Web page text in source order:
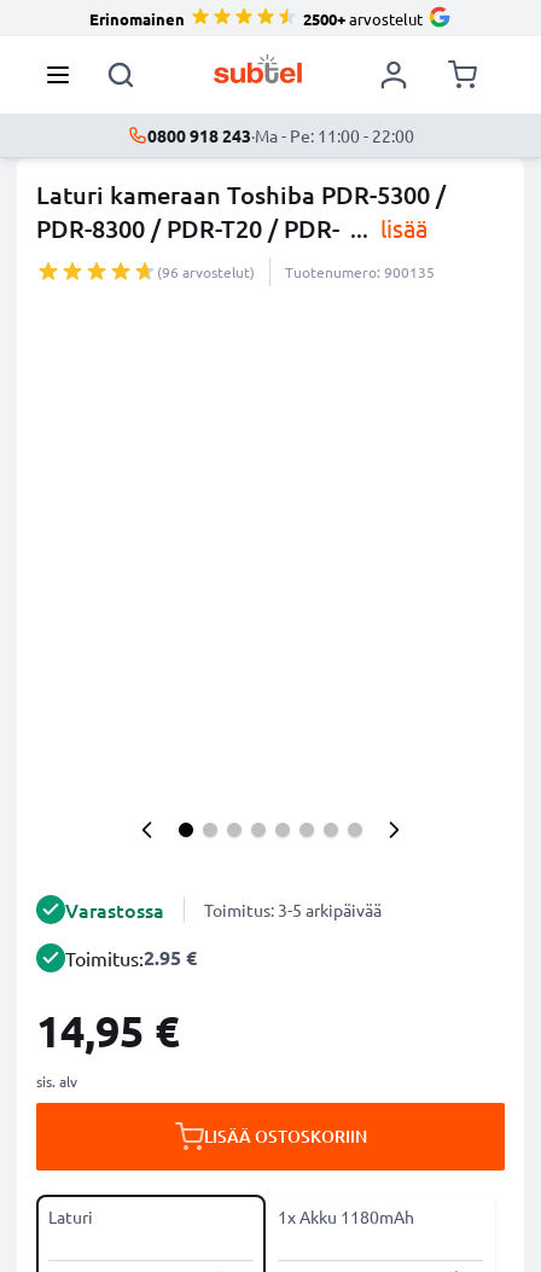
Erinomainen 2500+arvostelut
0800 918 243·Ma - Pe: 11:00 - 22:00
Laturi kameraan Toshiba PDR-5300 /
PDR-8300 / PDR-T20 / PDR- ... lisää
(96 arvostelut) Tuotenumero: 900135
Varastossa Toimitus: 3-5 arkipäivää
Toimitus:2.95 €
14,95 €
sis. alv
LISÄÄ OSTOSKORIIN
Laturi 1x Akku 1180mAh